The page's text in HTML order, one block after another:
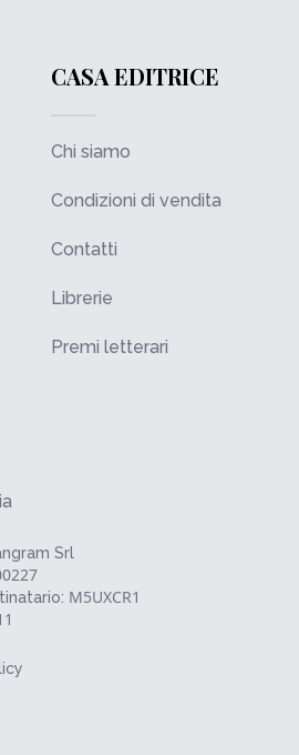
CASA EDITRICE
Chi siamo
Condizioni di vendita
Contatti
Librerie
Premi letterari
Srl
M5UXCR1